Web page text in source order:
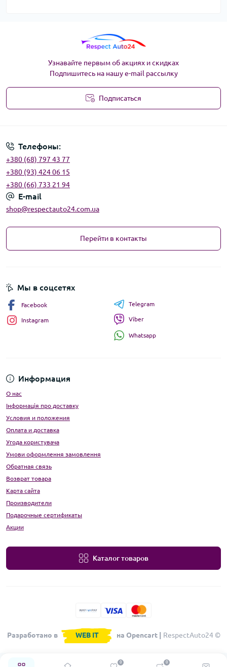
0 0
Узнавайте первым об акциях и скидках
Подпишитесь на нашу e-mail рассылку
Подписаться
Телефоны:
+380 (68) 797 43 77
+380 (93) 424 06 15
+380 (66) 733 21 94
E-mail
shop@respectauto24.com.ua
Перейти в контакты
Информация
О нас
Інформація про доставку
Условия и положения
Оплата и доставка
Угода користувача
Умови оформлення замовлення
Обратная связь
Возврат товара
Карта сайта
Производители
Подарочные сертификаты
Акции
Каталог товаров
Мы в соцсетях
Facebook
Instagram
Telegram
Viber
Whatsapp
Разработано в WEB IT на Opencart | RespectAuto24 ©